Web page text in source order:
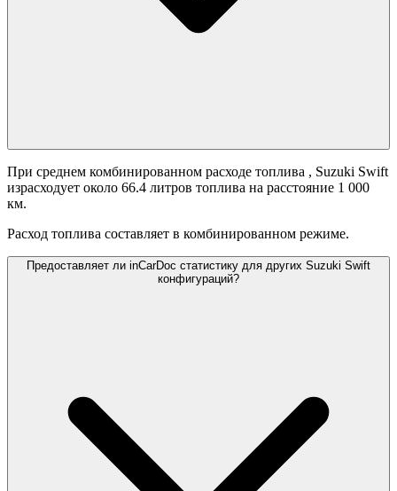
При среднем комбинированном расходе топлива , Suzuki Swift
израсходует около 66.4 литров топлива на расстояние 1 000
км.
Расход топлива составляет в комбинированном режиме.
Предоставляет ли inCarDoc статистику для других Suzuki Swift
конфигураций?